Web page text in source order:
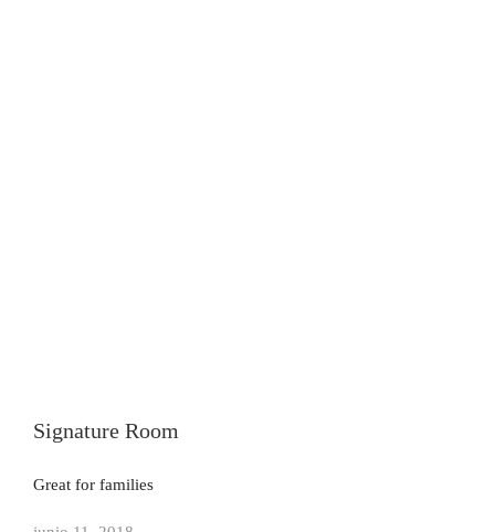
Signature Room
Great for families